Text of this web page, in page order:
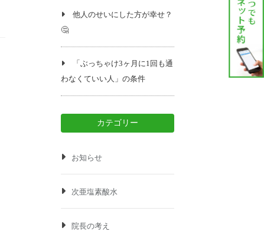
他人のせいにした方が幸せ？
🤔
「ぶっちゃけ3ヶ月に1回も通
わなくていい人」の条件
カテゴリー
お知らせ
次亜塩素酸水
院長の考え